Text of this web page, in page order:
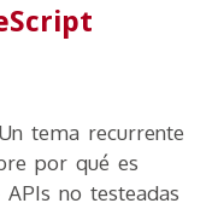
tema recurrente
por qué es
no testeadas